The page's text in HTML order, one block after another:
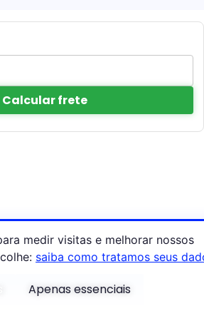
Calcular frete
medir visitas e melhorar nossos
saiba como tratamos seus
Apenas essenciais